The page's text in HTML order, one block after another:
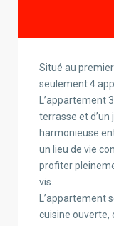
Situé au
seulement 4
L’appartement
terrasse et
harmonieuse
un lieu de vie
profiter
vis.
L’appartement
cuisine ouverte,